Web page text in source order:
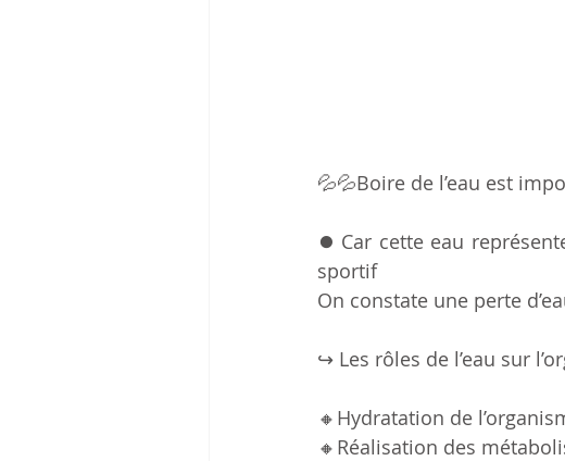
💦💦Boire de l’eau est
⏺ Car cette eau
sportif
On constate une perte
↪ Les rôles de l’eau sur
🔸️Hydratation de
🔸️Réalisation des